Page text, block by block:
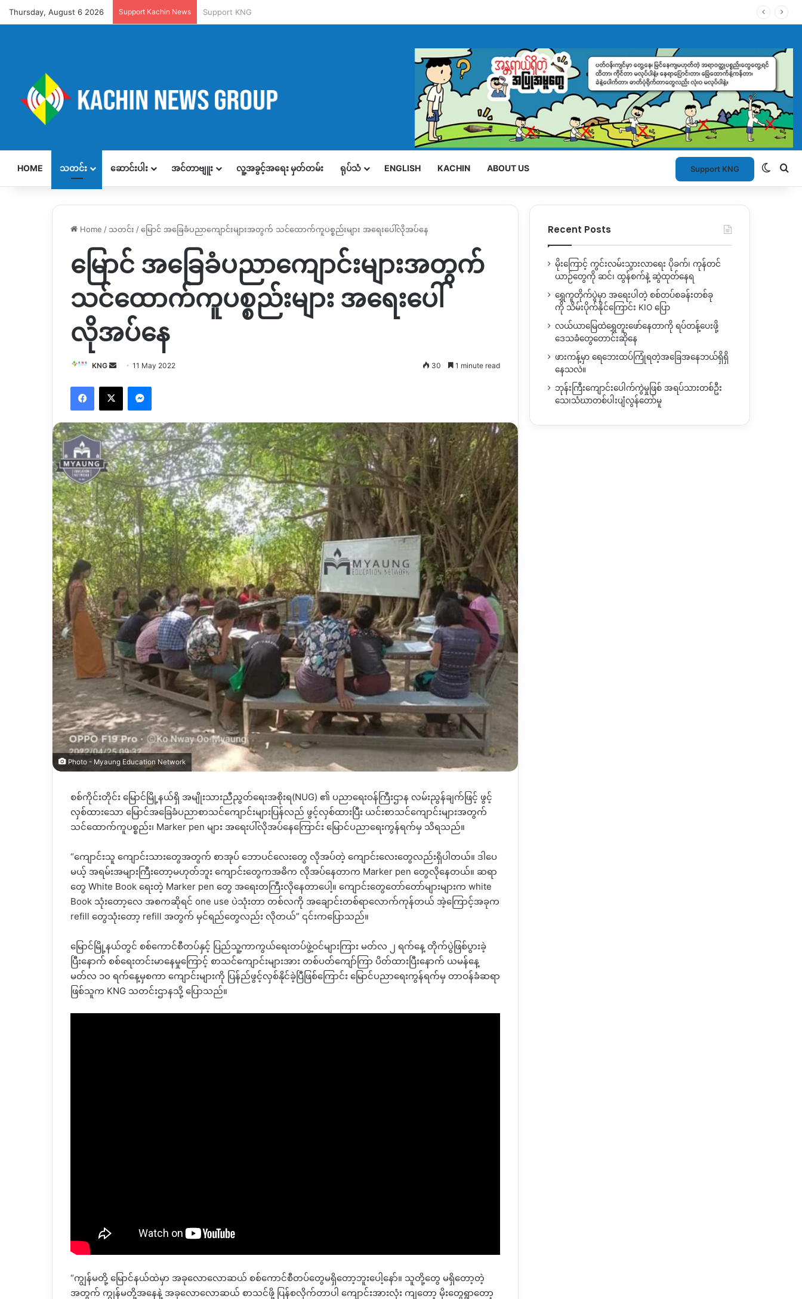
Thursday, August 6 2026 Support Kachin News Support KNG
HOME သတင်း ဆောင်းပါး အင်တာဗျူး လူ့အခွင့်အရေး မှတ်တမ်း ရုပ်သံ ENGLISH KACHIN ABOUT US Support KNG
Home / သတင်း /မြောင် အခြေခံပညာကျောင်းများအတွက် သင်ထောက်ကူပစ္စည်းများ အရေးပေါ်လိုအပ်နေ
မြောင် အခြေခံပညာကျောင်းများအတွက်
သင်ထောက်ကူပစ္စည်းများ အရေးပေါ်
လိုအပ်နေ
KNG
Send11 May 2022 30 1 minute read
Facebook
X Messenger
Photo - Myaung Education Network
စစ်ကိုင်းတိုင်း မြောင်မြို့နယ်ရှိ အမျိုးသားညီညွတ်ရေးအစိုးရ(NUG) ၏ ပညာရေးဝန်ကြီးဌာန လမ်းညွန်ချက်ဖြင့် ဖွင့်
လှစ်ထားသော မြောင်အခြေခံပညာစာသင်ကျောင်းများပြန်လည် ဖွင့်လှစ်ထားပြီး ယင်းစာသင်ကျောင်းများအတွက်
သင်ထောက်ကူပစ္စည်း၊ Marker pen များ အရေးပါ်လိုအပ်နေကြောင်း မြောင်ပညာရေးကွန်ရက်မှ သိရသည်။
“ကျောင်းသူ ကျောင်းသားတွေအတွက် စာအုပ် ဘောပင်လေးတွေ လိုအပ်တဲ့ ကျောင်းလေးတွေလည်းရှိပါတယ်။ ဒါပေ
မယ့် အရမ်းအများကြီးတော့မဟုတ်ဘူး ကျောင်းတွေကအဓိက လိုအပ်နေတာက Marker pen တွေလိုနေတယ်။ ဆရာ
တွေ White Book ရေးတဲ့ Marker pen တွေ အရေးတကြီးလိုနေတာပေါ့။ ကျောင်းတွေတော်တော်များများက white
Book သုံးတော့လေ အစကဆိုရင် one use ပဲသုံးတာ တစ်လကို အချောင်းတစ်ရာလောက်ကုန်တယ် အဲ့ကြောင့်အခုက
refill တွေသုံးတော့ refill အတွက် မှင်ရည်တွေလည်း လိုတယ်” ၎င်းကပြောသည်။
မြောင်မြို့နယ်တွင် စစ်ကောင်စီတပ်နှင့် ပြည်သူ့ကာကွယ်ရေးတပ်ဖွဲ့ဝင်များကြား မတ်လ ၂ ရက်နေ့ တိုက်ပွဲဖြစ်ပွားခဲ့
ပြီး‌နောက် စစ်ရေးတင်းမာနေမှုကြောင့် စာသင်ကျောင်းများအား တစ်ပတ်ကျော်ကြာ ပိတ်ထားပြီးနောက် ယမန်နေ့
မတ်လ ၁၀ ရက်နေ့မှစကာ ကျောင်းများကို ပြန်ည်ဖွင့်လှစ်နိုင်ခဲ့ပြီဖြစ်ကြောင်း မြောင်ပညာရေးကွန်ရက်မှ တာဝန်ခံဆရာ
ဖြစ်သူက KNG သတင်းဌာနသို့ ပြောသည်။
“ကျွန်မတို့ မြောင်နယ်ထဲမှာ အခုလောလောဆယ် စစ်ကောင်စီတပ်တွေမရှိတော့ဘူးပေါ့နော်။ သူတို့တွေ မရှိတော့တဲ့
အတွက် ကျွန်မတို့အနေနဲ့ အခုလောလောဆယ် စာသင်ဖို့ ပြန်စလိုက်တာပါ ကျောင်းအားလုံး ကျတော့ မိုးတွေရွာတော့
Recent Posts
မိုးကြောင့် ကွင်းလမ်းသွားလာရေး ပိုခက်၊ ကုန်တင်
ယာဉ်တွေကို ဆင်၊ ထွန်စက်နဲ့ ဆွဲထုတ်နေရ
ရွှေကူတိုက်ပွဲမှာ အရေးပါတဲ့ စစ်တပ်စခန်းတစ်ခု
ကို သိမ်းပိုက်နိုင်ကြောင်း KIO ပြော
လယ်ယာမြေထဲရွှေတူးဖော်နေတာကို ရပ်တန့်ပေးဖို့
ဒေသခံတွေတောင်းဆိုနေ
ဖားကန့်မှာ ရေဘေးထပ်ကြုံရတဲ့အခြေအနေဘယ်ရှိရှိ
နေသလဲ။
ဘုန်းကြီးကျောင်းပေါက်ကွဲမှုဖြစ် အရပ်သားတစ်ဦး
သေ၊သံဃာတစ်ပါးပျံလွန်တော်မူ